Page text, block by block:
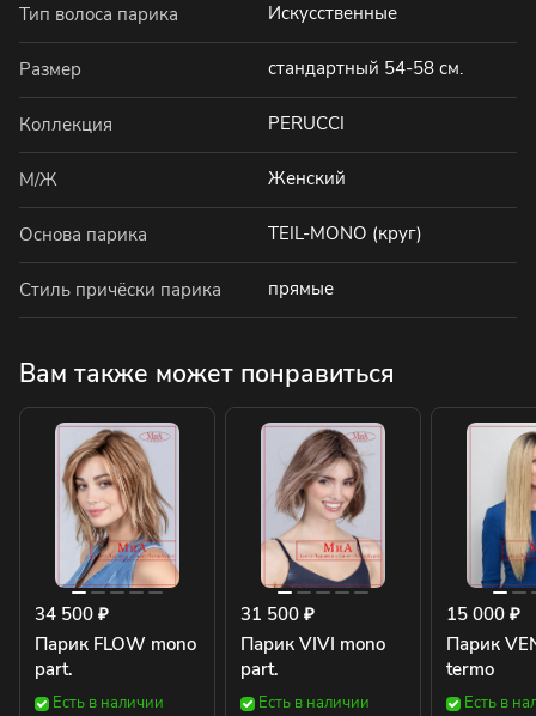
Тип волоса парика Искусственные
Размер стандартный 54-58 см.
Коллекция PERUCCI
М/Ж Женский
Основа парика TEIL-MONO (круг)
Стиль причёски парика прямые
Вам также может понравиться
34 500 ₽
Парик FLOW mono
part.
Есть в наличии
31 500 ₽
Парик VIVI mono
part.
Есть в наличии
15 000 ₽
Парик
termo
Есть в